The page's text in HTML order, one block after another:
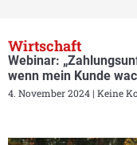
Wirtschaft
Webinar:
wenn mein Kunde
4. November 2024 Keine